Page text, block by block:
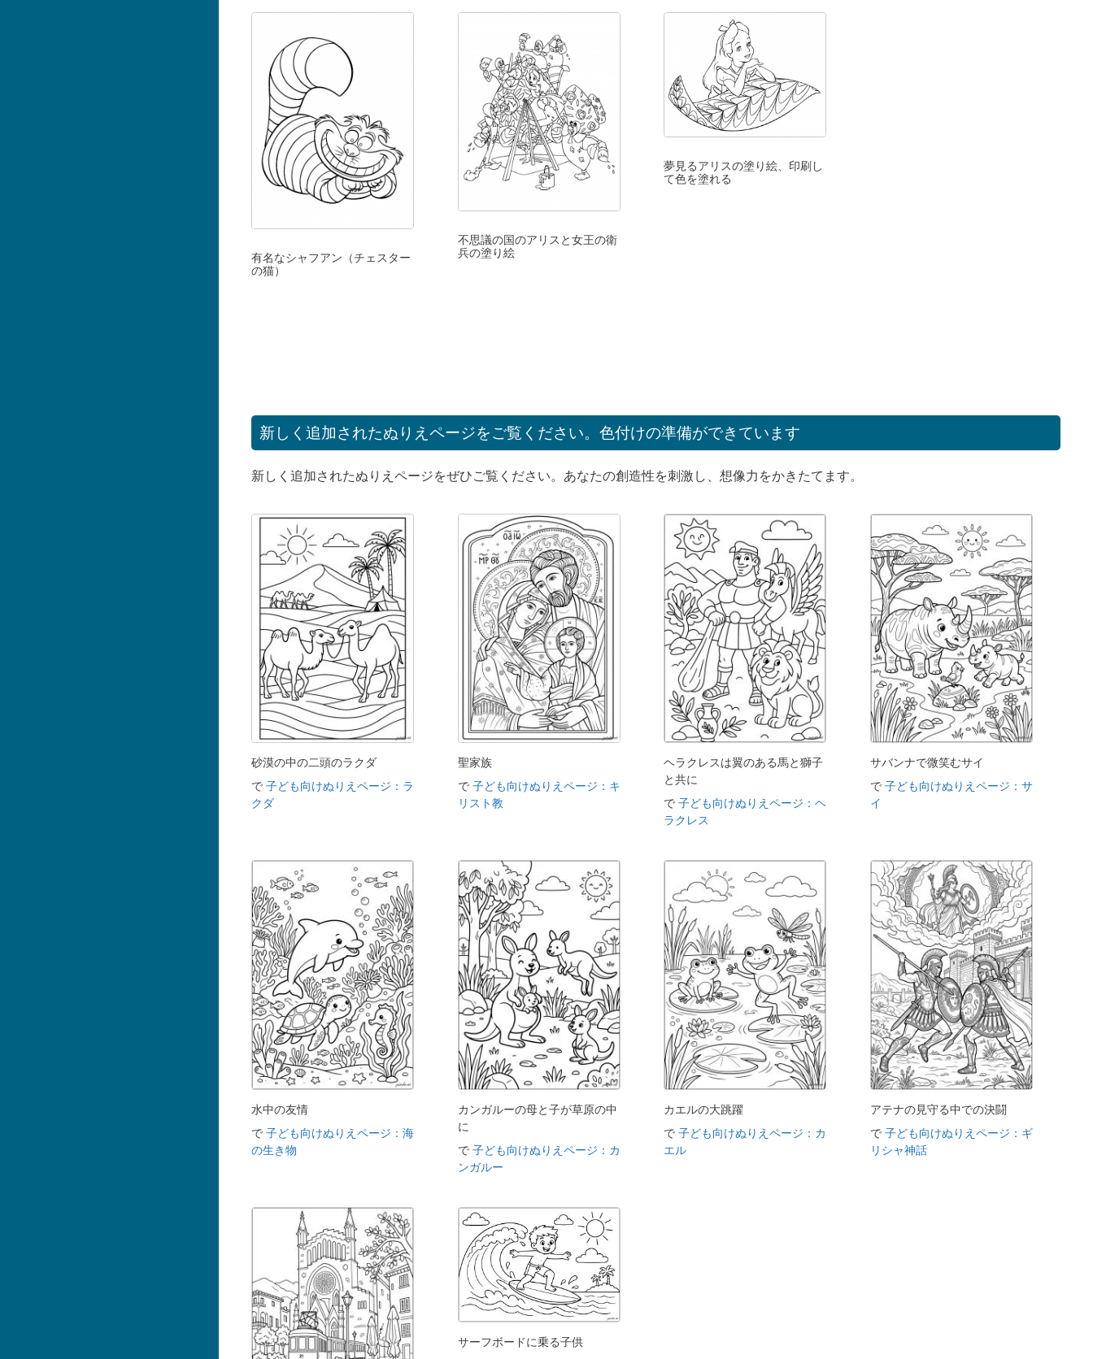
有名なシャフアン（チェスター
の猫）
不思議の国のアリスと女王の衛
兵の塗り絵
夢見るアリスの塗り絵、印刷し
て色を塗れる
新しく追加されたぬりえページをご覧ください。色付けの準備ができています
新しく追加されたぬりえページをぜひご覧ください。あなたの創造性を刺激し、想像力をかきたてます。
砂漠の中の二頭のラクダ
で 子ども向けぬりえページ：ラ
クダ
聖家族
で 子ども向けぬりえページ：キ
リスト教
ヘラクレスは翼のある馬と獅子
と共に
で子ども向けぬりえページ：ヘ
ラクレス
サバンナで微笑むサイ
で子ども向けぬりえページ：サ
イ
水中の友情
で 子ども向けぬりえページ：海
の生き物
カンガルーの母と子が草原の中
に
で 子ども向けぬりえページ：カ
ンガルー
カエルの大跳躍
で子ども向けぬりえページ：カ
エル
アテナの見守る中での決闘
で子ども向けぬりえページ：ギ
リシャ神話
サーフボードに乗る子供